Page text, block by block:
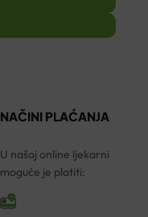
NAČINI PLAĆANJA
U našoj online ljekarni
moguće je platiti: